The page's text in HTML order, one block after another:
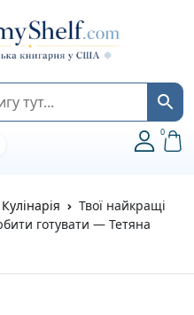
0
Кулінарія
Твої найкращі
готувати — Тетяна